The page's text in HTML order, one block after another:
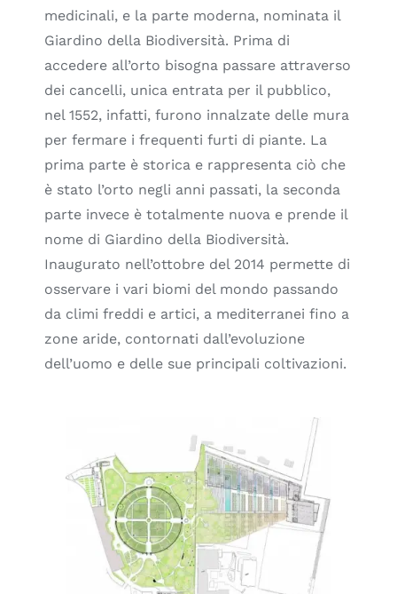
medicinali, e la parte moderna, nominata il
Giardino della Biodiversità. Prima di
accedere all’orto bisogna passare attraverso
dei cancelli, unica entrata per il pubblico,
nel 1552, infatti, furono innalzate delle mura
per fermare i frequenti furti di piante. La
prima parte è storica e rappresenta ciò che
è stato l’orto negli anni passati, la seconda
parte invece è totalmente nuova e prende il
nome di Giardino della Biodiversità.
Inaugurato nell’ottobre del 2014 permette di
osservare i vari biomi del mondo passando
da climi freddi e artici, a mediterranei fino a
zone aride, contornati dall’evoluzione
dell’uomo e delle sue principali coltivazioni.